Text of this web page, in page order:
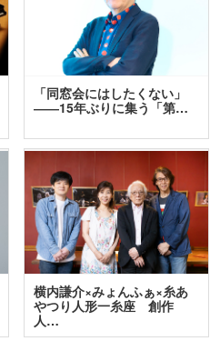
「同窓会にはしたくない」
――15年ぶりに集う「第…
横内謙介×みょんふぁ×糸あ
やつり人形一糸座 創作
人…